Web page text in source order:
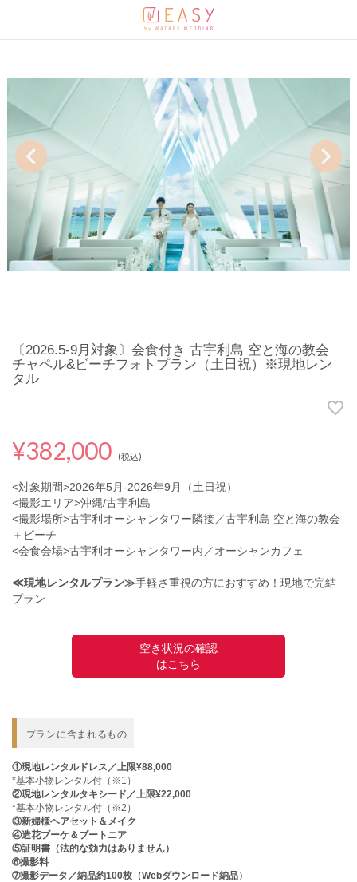
1 2
〔2026.5-9月対象〕会食付き 古宇利島 空と海の教会
チャペル&ビーチフォトプラン（土日祝）※現地レン
タル
¥382,000 (税込)
<対象期間>2026年5月-2026年9月（土日祝）
<撮影エリア>沖縄/古宇利島
<撮影場所>古宇利オーシャンタワー隣接／古宇利島 空と海の教会
＋ビーチ
<会食会場>古宇利オーシャンタワー内／オーシャンカフェ
≪現地レンタルプラン≫手軽さ重視の方におすすめ！現地で完結
プラン
空き状況の確認
はこちら
プランに含まれるもの
①現地レンタルドレス／上限¥88,000
*基本小物レンタル付（※1）
②現地レンタルタキシード／上限¥22,000
*基本小物レンタル付（※2）
③新婦様ヘアセット＆メイク
④造花ブーケ＆ブートニア
⑤証明書（法的な効力はありません）
➅撮影料
➆撮影データ／納品約100枚（Webダウンロード納品）